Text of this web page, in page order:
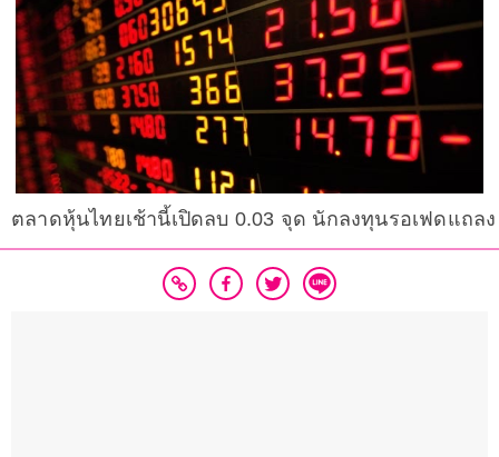
ตลาดหุ้นไทยเช้านี้เปิดลบ 0.03 จุด นักลงทุนรอเฟดแถลง